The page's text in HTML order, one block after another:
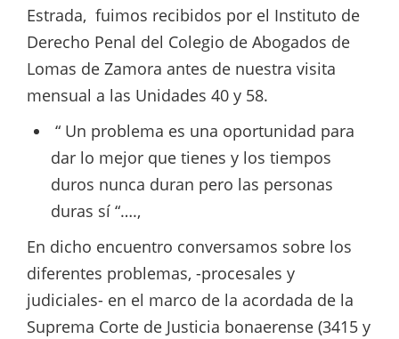
Estrada, fuimos recibidos por el Instituto de
Derecho Penal del Colegio de Abogados de
Lomas de Zamora antes de nuestra visita
mensual a las Unidades 40 y 58.
“ Un problema es una oportunidad para
dar lo mejor que tienes y los tiempos
duros nunca duran pero las personas
duras sí “….,
En dicho encuentro conversamos sobre los
diferentes problemas, -procesales y
judiciales- en el marco de la acordada de la
Suprema Corte de Justicia bonaerense (3415 y